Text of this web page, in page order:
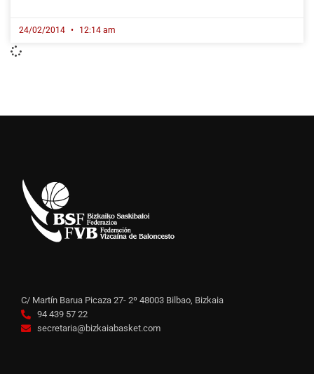
24/02/2014 12:14 am
C/ Martín Barua Picaza 27- 2º 48003 Bilbao, Bizkaia
94 439 57 22
secretaria@bizkaiabasket.com